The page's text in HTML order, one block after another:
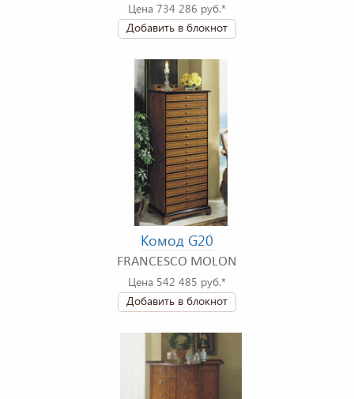
Цена 734 286 руб.*
Добавить в блокнот
Комод G20
FRANCESCO MOLON
Цена 542 485 руб.*
Добавить в блокнот